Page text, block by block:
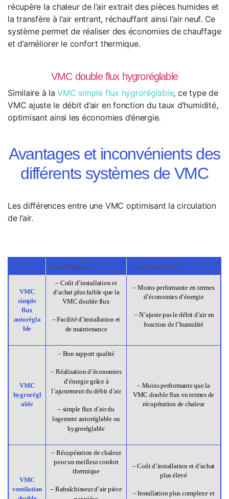
récupère la chaleur de l’air extrait des pièces humides et
la transfère à l’air entrant, réchauffant ainsi l’air neuf. Ce
système permet de réaliser des économies de chauffage
et d’améliorer le confort thermique.
VMC double flux hygroréglable
Similaire à laVMC simple flux hygroréglable, ce type de
VMC ajuste le débit d’air en fonction du taux d’humidité,
optimisant ainsi les économies d’énergie.
Avantages et inconvénients des
différents systèmes de VMC
Les différences entre une VMC optimisant la circulation
de l’air.
Avantages Inconvénients
VMC
simple
flux
autorégla
ble
– Coût d’installation et
d’achat plus faible que la
VMC double flux
– Facilité d’installation et
de maintenance
– Moins performante en termes
d’économies d’énergie
– N’ajuste pas le débit d’air en
fonction de l’humidité
VMC
hygrorégl
able
– Bon rapport qualité
– Réalisation d’économies
d’énergie grâce à
l’ajustement du débit d’air
– simple flux d’air du
logement autoréglable ou
hygroréglable
– Moins performante que la
VMC double flux en termes de
récupération de chaleur
VMC
ventilation
– Récupération de chaleur
pour un meilleur confort
thermique
– Rafraîchisseur d’air pièce
– Coût d’installation et d’achat
plus élevé
– Installation plus complexe et